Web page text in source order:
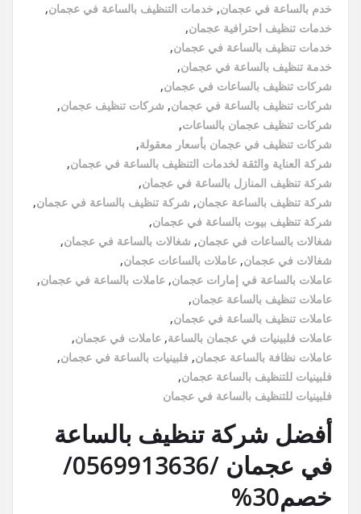
خدم بالساعة في عجمان, خدمات التنظيف بالساعة في عجمان,
خدمات تنظيف احترافية عجمان,
خدمات تنظيف بالساعة في عجمان,
خدمة تنظيف بالساعة في عجمان,
شركات تنظيف بالساعات في عجمان,
شركات تنظيف بالساعة في عجمان, شركات تنظيف عجمان,
شركات تنظيف عجمان بالساعات,
شركات تنظيف في عجمان بأسعار معقولة,
شركة العناية والثقة لخدمات التنظيف بالساعة في عجمان,
شركة تنظيف المنازل بالساعة في عجمان,
شركة تنظيف بالساعة عجمان, شركة تنظيف بالساعة في عجمان,
شركة تنظيف بيوت بالساعة في عجمان,
شغالات بالساعات في عجمان, شغالات بالساعة في عجمان,
شغالات في عجمان, عاملات بالساعات عجمان,
عاملات بالساعة في إمارات عجمان, عاملات بالساعة في عجمان,
عاملات تنظيف بالساعة عجمان,
عاملات تنظيف بالساعة في عجمان,
عاملات فلبينيات في عجمان بالساعة, عاملات في عجمان,
عاملات نظافة بالساعة عجمان, فلبينيات بالساعة في عجمان,
فلبينيات للتنظيف بالساعة عجمان,
فلبينيات للتنظيف بالساعة في عجمان
أفضل شركة تنظيف بالساعة
في عجمان /0569913636/
خصم30%